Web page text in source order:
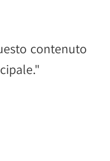
contenuto